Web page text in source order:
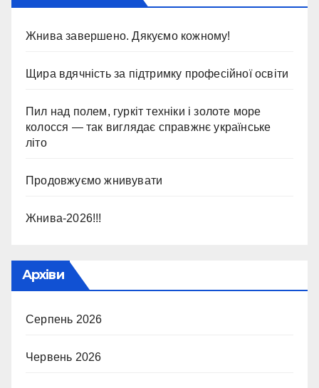
Жнива завершено. Дякуємо кожному!
Щира вдячність за підтримку професійної освіти
Пил над полем, гуркіт техніки і золоте море
колосся — так виглядає справжнє українське
літо
Продовжуємо жнивувати
Жнива-2026!!!
Архіви
Серпень 2026
Червень 2026